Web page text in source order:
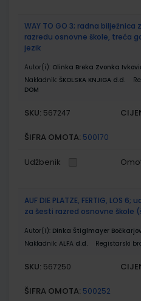
WAY TO GO 3; radna
razredu osnovne škole, treća
jezik
Autor(i): Olinka Breka Zvonka
Nakladnik: ŠKOLSKA KNJIGA d.d.
DOM
SKU: 567247
ŠIFRA OMOTA: 500170
Udžbenik
AUF DIE PLATZE, FERTIG, LOS
za šesti razred osnovne škole
Autor(i): Dinka Štiglmayer
Nakladnik: ALFA d.d. Registarski
SKU: 567250
ŠIFRA OMOTA: 500252